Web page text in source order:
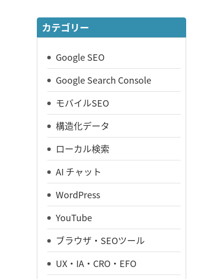
カテゴリー
Google SEO
Google Search Console
モバイルSEO
構造化データ
ローカル検索
AI チャット
WordPress
YouTube
ブラウザ・SEOツール
UX・IA・CRO・EFO